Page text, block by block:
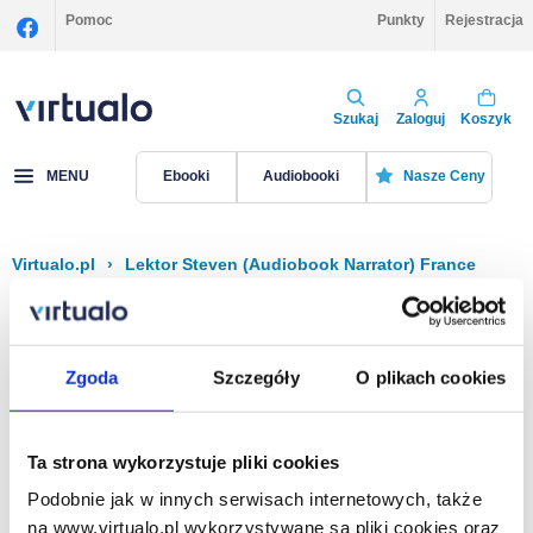
Zgoda Szczegóły O plikach cookies
Ta strona wykorzystuje pliki cookies
Podobnie jak w innych serwisach internetowych, także
na www.virtualo.pl wykorzystywane są pliki cookies oraz
Pomoc Punkty Rejestracja
Szukaj Zaloguj Koszyk
MENU Ebooki Audiobooki Nasze Ceny
Virtualo.pl › Lektor Steven (Audiobook Narrator) France
Filtruj Sortuj
Na stronie